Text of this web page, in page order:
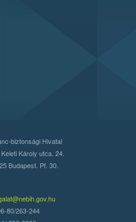
biztonsági Hivatal
Károly utca. 24.
Budapest. Pf. 30.
80/263-244